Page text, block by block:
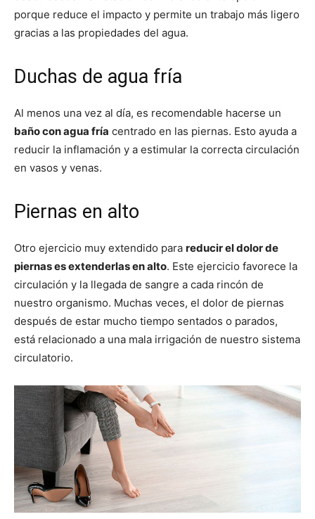
porque reduce el impacto y permite un trabajo más ligero
gracias a las propiedades del agua.
Duchas de agua fría
Al menos una vez al día, es recomendable hacerse un
baño con agua fría centrado en las piernas. Esto ayuda a
reducir la inflamación y a estimular la correcta circulación
en vasos y venas.
Piernas en alto
Otro ejercicio muy extendido para reducir el dolor de
piernas es extenderlas en alto. Este ejercicio favorece la
circulación y la llegada de sangre a cada rincón de
nuestro organismo. Muchas veces, el dolor de piernas
después de estar mucho tiempo sentados o parados,
está relacionado a una mala irrigación de nuestro sistema
circulatorio.